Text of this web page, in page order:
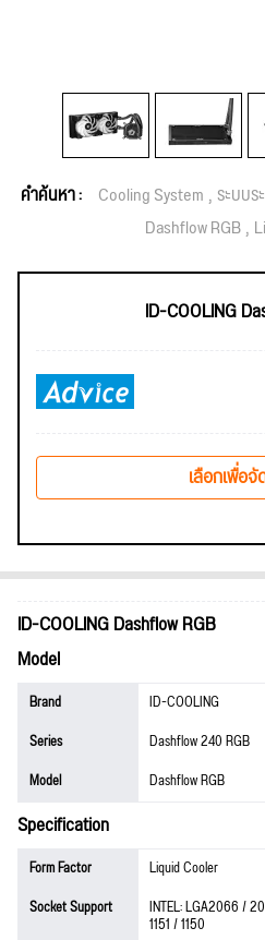
คำค้นหา : Cooling System ระบบ
Dashflow RGB
ID-COOLING
เลือกเพื่อ
ID-COOLING Dashflow RGB
Model
Brand
ID-COOLING
Series
Dashflow 240 RGB
Model
Dashflow RGB
Specification
Form Factor
Liquid Cooler
Socket Support
INTEL: LGA2066 /
1151 / 1150